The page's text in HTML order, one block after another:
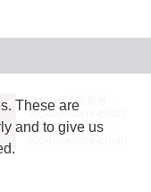
JASRAC許諾番号：
9024936001Y45037
JASRAC許諾番号：
These are
and to give us